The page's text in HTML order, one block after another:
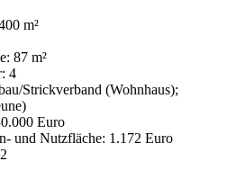
m²
87 m²
4
Strickverband (Wohnhaus);
Euro
und Nutzfläche: 1.172 Euro